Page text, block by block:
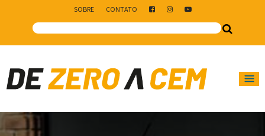
SOBRE CONTATO
Main Navigation